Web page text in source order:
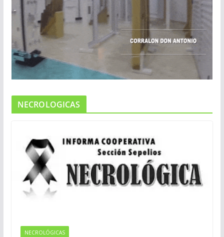
NECROLOGICAS
NECROLÓGICAS